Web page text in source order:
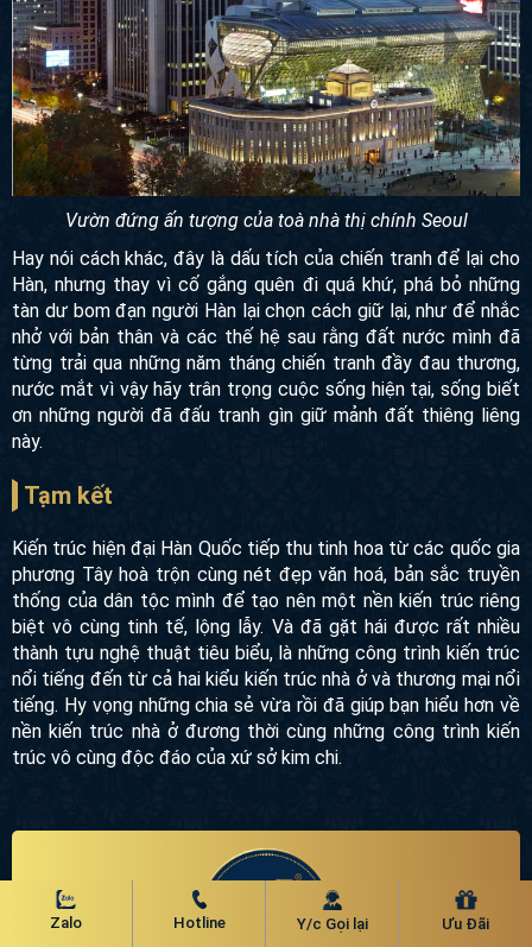
Vườn đứng ấn tượng của toà nhà thị chính Seoul
Hay nói cách khác, đây là dấu tích của chiến tranh để lại cho
Hàn, nhưng thay vì cố gắng quên đi quá khứ, phá bỏ những
tàn dư bom đạn người Hàn lại chọn cách giữ lại, như để
mình đã từng trải qua những năm tháng chiến tranh đầy đau
sống biết ơn những người đã đấu tranh gìn giữ mảnh đất
thiêng liêng này.
Tạm kết
Kiến trúc hiện đại Hàn Quốc tiếp thu tinh hoa từ các quốc
gia phương Tây hoà trộn cùng nét đẹp văn hoá, bản sắc
truyền thống của dân tộc mình để tạo nên một nền kiến trúc
riêng biệt vô cùng tinh tế, lộng lẫy. Và đã gặt hái được rất
thương mại nổi tiếng. Hy vọng những chia sẻ vừa rồi đã
giúp bạn hiểu hơn về nền kiến trúc nhà ở đương thời cùng
những công trình kiến trúc vô cùng độc đáo của xứ sở kim
Zalo Hotline Y/c Gọi lại Ưu Đãi